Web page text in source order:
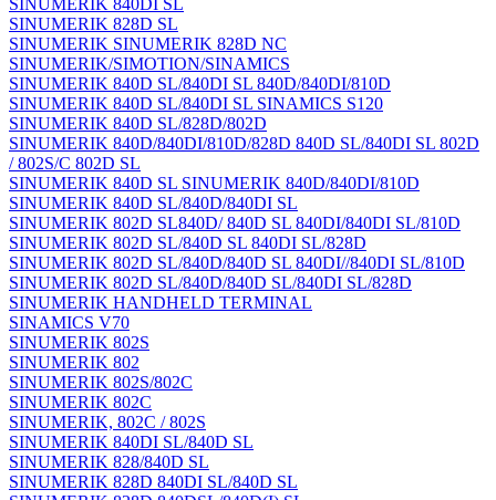
SINUMERIK 840DI SL
SINUMERIK 828D SL
SINUMERIK SINUMERIK 828D NC
SINUMERIK/SIMOTION/SINAMICS
SINUMERIK 840D SL/840DI SL 840D/840DI/810D
SINUMERIK 840D SL/840DI SL SINAMICS S120
SINUMERIK 840D SL/828D/802D
SINUMERIK 840D/840DI/810D/828D 840D SL/840DI SL 802D
/ 802S/C 802D SL
SINUMERIK 840D SL SINUMERIK 840D/840DI/810D
SINUMERIK 840D SL/840D/840DI SL
SINUMERIK 802D SL840D/ 840D SL 840DI/840DI SL/810D
SINUMERIK 802D SL/840D SL 840DI SL/828D
SINUMERIK 802D SL/840D/840D SL 840DI//840DI SL/810D
SINUMERIK 802D SL/840D/840D SL/840DI SL/828D
SINUMERIK HANDHELD TERMINAL
SINAMICS V70
SINUMERIK 802S
SINUMERIK 802
SINUMERIK 802S/802C
SINUMERIK 802C
SINUMERIK, 802C / 802S
SINUMERIK 840DI SL/840D SL
SINUMERIK 828/840D SL
SINUMERIK 828D 840DI SL/840D SL